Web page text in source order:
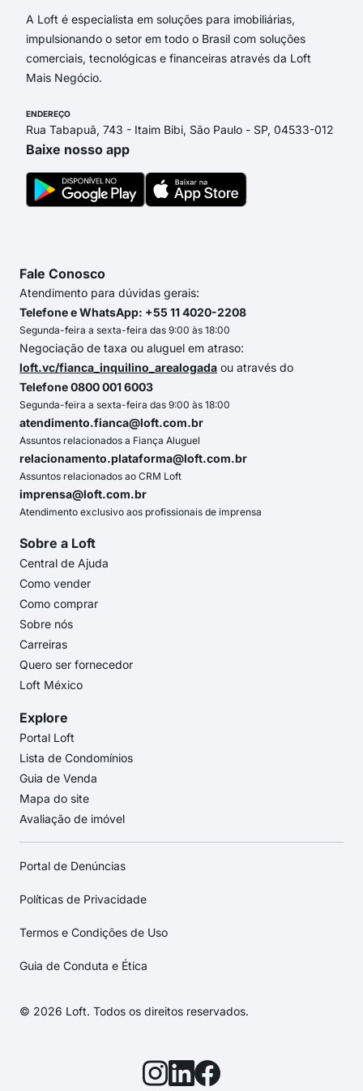
A Loft é especialista em soluções para imobiliárias,
impulsionando o setor em todo o Brasil com soluções
comerciais, tecnológicas e financeiras através da Loft
Mais Negócio.
ENDEREÇO
Rua Tabapuã, 743 - Itaim Bibi, São Paulo - SP, 04533-012
Baixe nosso app
Fale Conosco
Atendimento para dúvidas gerais:
Telefone e WhatsApp: +55 11 4020-2208
Segunda-feira a sexta-feira das 9:00 às 18:00
Negociação de taxa ou aluguel em atraso:
loft.vc/fianca_inquilino_arealogada ou através do
Telefone 0800 001 6003
Segunda-feira a sexta-feira das 9:00 às 18:00
atendimento.fianca@loft.com.br
Assuntos relacionados a Fiança Aluguel
relacionamento.plataforma@loft.com.br
Assuntos relacionados ao CRM Loft
imprensa@loft.com.br
Atendimento exclusivo aos profissionais de imprensa
Sobre a Loft
Central de Ajuda
Como vender
Como comprar
Sobre nós
Carreiras
Quero ser fornecedor
Loft México
Explore
Portal Loft
Lista de Condomínios
Guia de Venda
Mapa do site
Avaliação de imóvel
Portal de Denúncias
Políticas de Privacidade
Termos e Condições de Uso
Guia de Conduta e Ética
© 2026 Loft. Todos os direitos reservados.